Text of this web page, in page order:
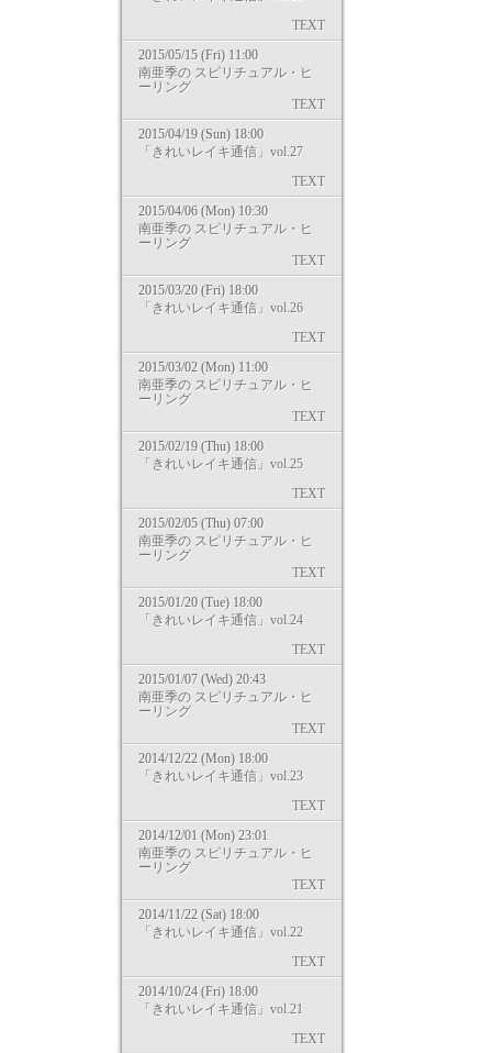
TEXT
2015/05/15 (Fri) 11:00
南亜季の スピリチュアル・ヒ
ーリング
TEXT
2015/04/19 (Sun) 18:00
「きれいレイキ通信」vol.27
TEXT
2015/04/06 (Mon) 10:30
南亜季の スピリチュアル・ヒ
ーリング
TEXT
2015/03/20 (Fri) 18:00
「きれいレイキ通信」vol.26
TEXT
2015/03/02 (Mon) 11:00
南亜季の スピリチュアル・ヒ
ーリング
TEXT
2015/02/19 (Thu) 18:00
「きれいレイキ通信」vol.25
TEXT
2015/02/05 (Thu) 07:00
南亜季の スピリチュアル・ヒ
ーリング
TEXT
2015/01/20 (Tue) 18:00
「きれいレイキ通信」vol.24
TEXT
2015/01/07 (Wed) 20:43
南亜季の スピリチュアル・ヒ
ーリング
TEXT
2014/12/22 (Mon) 18:00
「きれいレイキ通信」vol.23
TEXT
2014/12/01 (Mon) 23:01
南亜季の スピリチュアル・ヒ
ーリング
TEXT
2014/11/22 (Sat) 18:00
「きれいレイキ通信」vol.22
TEXT
2014/10/24 (Fri) 18:00
「きれいレイキ通信」vol.21
TEXT